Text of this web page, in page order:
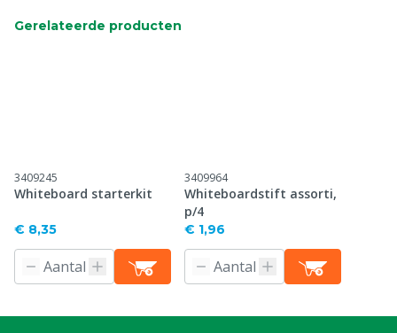
Gerelateerde producten
3409245
Whiteboard starterkit
€ 8,35
3409964
Whiteboardstift assorti,
p/4
€ 1,96